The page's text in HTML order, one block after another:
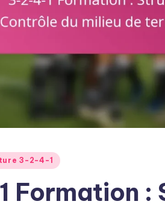
3-2-4-1
: